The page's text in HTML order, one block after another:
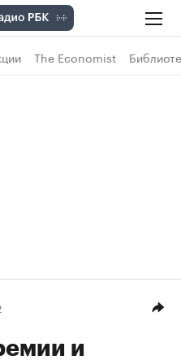
The Economist
и